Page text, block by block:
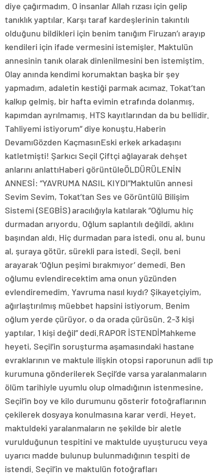
diye çağırmadım. O insanlar Allah rızası için gelip
tanıklık yaptılar. Karşı taraf kardeşlerinin takıntılı
olduğunu bildikleri için benim tanığım Firuzan’ı arayıp
kendileri için ifade vermesini istemişler. Maktulün
annesinin tanık olarak dinlenilmesini ben istemiştim.
Olay anında kendimi korumaktan başka bir şey
yapmadım. adaletin kestiği parmak acımaz. Tokat’tan
kalkıp gelmiş, bir hafta evimin etrafında dolanmış,
kapımdan ayrılmamış. HTS kayıtlarından da bu bellidir.
Tahliyemi istiyorum” diye konuştu.Haberin
DevamıGözden KaçmasınEski erkek arkadaşını
katletmişti! Şarkıcı Seçil Çiftçi ağlayarak dehşet
anlarını anlattıHaberi görüntüleÖLDÜRÜLENİN
ANNESİ: “YAVRUMA NASIL KIYDI”Maktulün annesi
Sevim Sevim, Tokat’tan Ses ve Görüntülü Bilişim
Sistemi (SEGBİS) aracılığıyla katılarak “Oğlumu hiç
durmadan arıyordu. Oğlum saplantılı değildi, aklını
başından aldı. Hiç durmadan para istedi, onu al, bunu
al, şuraya götür, sürekli para istedi. Seçil, beni
arayarak ‘Oğlun peşimi bırakmıyor’ demedi. Ben
oğlumu evlendirecektim ama onun yüzünden
evlendiremedim. Yavruma nasıl kıydı? Şikayetçiyim,
ağırlaştırılmış müebbet hapsini istiyorum. Benim
oğlum yerde çürüyor, o da orada çürüsün. 2-3 kişi
yaptılar, 1 kişi değil” dedi.RAPOR İSTENDİMahkeme
heyeti, Seçil’in soruşturma aşamasındaki hastane
evraklarının ve maktule ilişkin otopsi raporunun adli tıp
kurumuna gönderilerek Seçil’de varsa yaralanmaların
ölüm tarihiyle uyumlu olup olmadığının istenmesine,
Seçil’in boy ve kilo durumunu gösterir fotoğraflarının
çekilerek dosyaya konulmasına karar verdi. Heyet,
maktuldeki yaralanmaların ne şekilde bir aletle
vurulduğunun tespitini ve maktulde uyuşturucu veya
uyarıcı madde bulunup bulunmadığının tespiti de
istendi. Seçil’in ve maktulün fotoğrafları